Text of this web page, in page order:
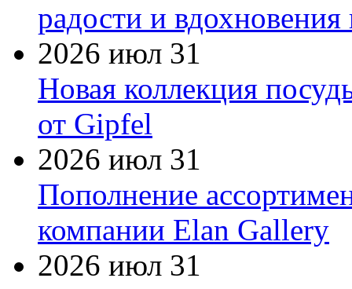
радости и
2026 июл 31
Новая коллекция
от Gipfel
2026 июл 31
Пополнение
компании Elan Gallery
2026 июл 31